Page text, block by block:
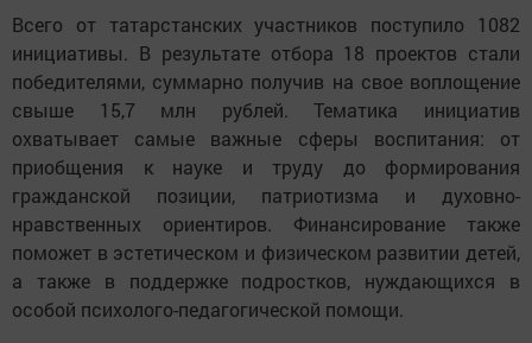
Всего от татарстанских участников поступило 1082
инициативы. В результате отбора 18 проектов стали
победителями, суммарно получив на свое воплощение
свыше 15,7 млн рублей. Тематика инициатив
охватывает самые важные сферы воспитания: от
приобщения к науке и труду до формирования
гражданской позиции, патриотизма и духовно-
нравственных ориентиров. Финансирование также
поможет в эстетическом и физическом развитии детей,
а также в поддержке подростков, нуждающихся в
особой психолого-педагогической помощи.